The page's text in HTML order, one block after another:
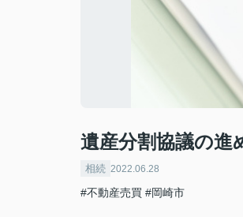
遺産分割協議の進
相続 2022.06.28
#不動産売買 #岡崎市